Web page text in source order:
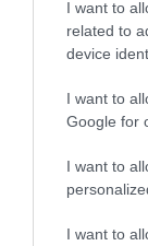
I want to
related to
device
I want to
Google for
I want to
I want to
5. Ha csak egy
csak néhány